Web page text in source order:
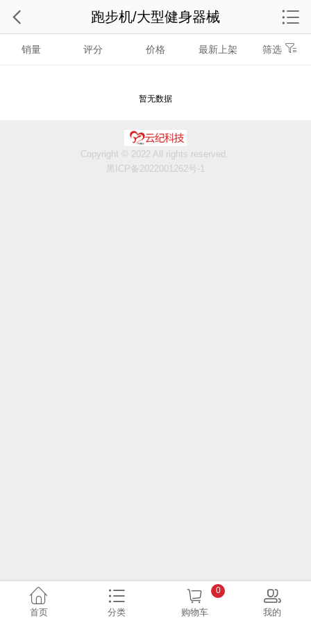
销量 评分 价格 最新上架 筛选
暂无数据
跑步机/大型健身器械
Copyright © 2022 All rights reserved.
黑ICP备2022001262号-1
首页 分类 购物车
0
我的